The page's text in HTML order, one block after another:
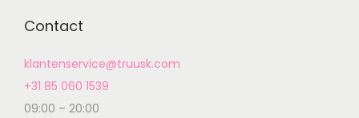
Contact
klantenservice@truusk.com
+31 85 060 1539
09:00 – 20:00